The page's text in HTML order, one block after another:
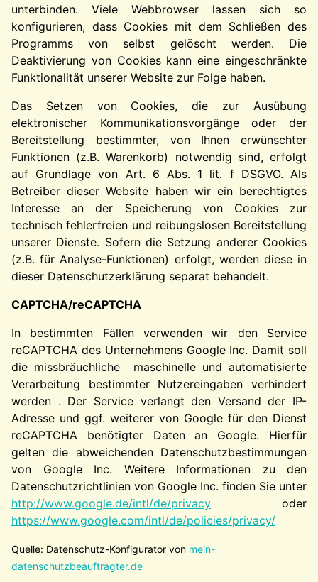
unterbinden. Viele Webbrowser lassen sich so
konfigurieren, dass Cookies mit dem Schließen des
Programms von selbst gelöscht werden. Die
Deaktivierung von Cookies kann eine eingeschränkte
Funktionalität unserer Website zur Folge haben.
Das Setzen von Cookies, die zur Ausübung
elektronischer Kommunikationsvorgänge oder der
Bereitstellung bestimmter, von Ihnen erwünschter
Funktionen (z.B. Warenkorb) notwendig sind, erfolgt
auf Grundlage von Art. 6 Abs. 1 lit. f DSGVO. Als
Betreiber dieser Website haben wir ein berechtigtes
Interesse an der Speicherung von Cookies zur
technisch fehlerfreien und reibungslosen Bereitstellung
unserer Dienste. Sofern die Setzung anderer Cookies
(z.B. für Analyse-Funktionen) erfolgt, werden diese in
dieser Datenschutzerklärung separat behandelt.
CAPTCHA/reCAPTCHA
In bestimmten Fällen verwenden wir den Service
reCAPTCHA des Unternehmens Google Inc. Damit soll
die missbräuchliche maschinelle und automatisierte
Verarbeitung bestimmter Nutzereingaben verhindert
werden . Der Service verlangt den Versand der IP-
Adresse und ggf. weiterer von Google für den Dienst
reCAPTCHA benötigter Daten an Google. Hierfür
gelten die abweichenden Datenschutzbestimmungen
von Google Inc. Weitere Informationen zu den
Datenschutzrichtlinien von Google Inc. finden Sie unter
http://www.google.de/intl/de/privacy oder
https://www.google.com/intl/de/policies/privacy/
Quelle: Datenschutz-Konfigurator von mein-
datenschutzbeauftragter.de